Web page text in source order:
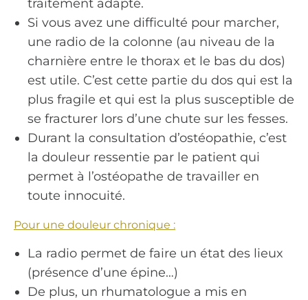
traitement adapté.
Si vous avez une difficulté pour marcher,
une radio de la colonne (au niveau de la
charnière entre le thorax et le bas du dos)
est utile. C’est cette partie du dos qui est la
plus fragile et qui est la plus susceptible de
se fracturer lors d’une chute sur les fesses.
Durant la consultation d’ostéopathie, c’est
la douleur ressentie par le patient qui
permet à l’ostéopathe de travailler en
toute innocuité.
Pour une douleur chronique :
La radio permet de faire un état des lieux
(présence d’une épine…)
De plus, un rhumatologue a mis en